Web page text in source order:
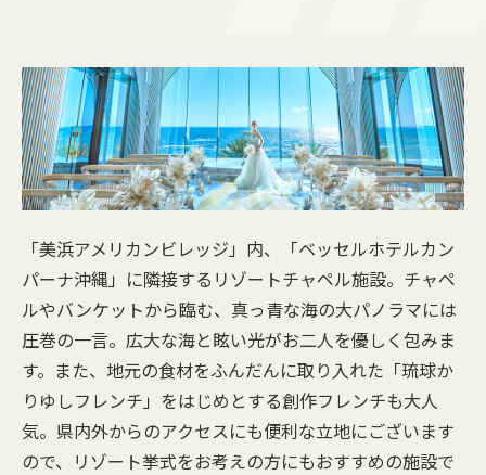
「美浜アメリカンビレッジ」内、「ベッセルホテルカン
パーナ沖縄」に隣接するリゾートチャペル施設。チャペ
ルやバンケットから臨む、真っ青な海の大パノラマには
圧巻の一言。広大な海と眩い光がお二人を優しく包みま
す。また、地元の食材をふんだんに取り入れた「琉球か
りゆしフレンチ」をはじめとする創作フレンチも大人
気。県内外からのアクセスにも便利な立地にございます
ので、リゾート挙式をお考えの方にもおすすめの施設で